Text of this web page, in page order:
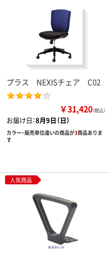
プラス NEXISチェア C02
￥31,420（税込）
お届け日：8月9日（日）
カラー・販売単位違いの商品が3商品ありま
す
人気商品